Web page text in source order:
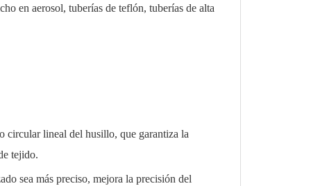
en aerosol, tuberías de teflón, tuberías de alta
circular lineal del husillo, que garantiza la
tejido.
sea más preciso, mejora la precisión del